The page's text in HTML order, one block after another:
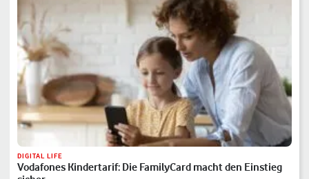
DIGITAL LIFE
Vodafones Kindertarif: Die FamilyCard macht den Einstieg